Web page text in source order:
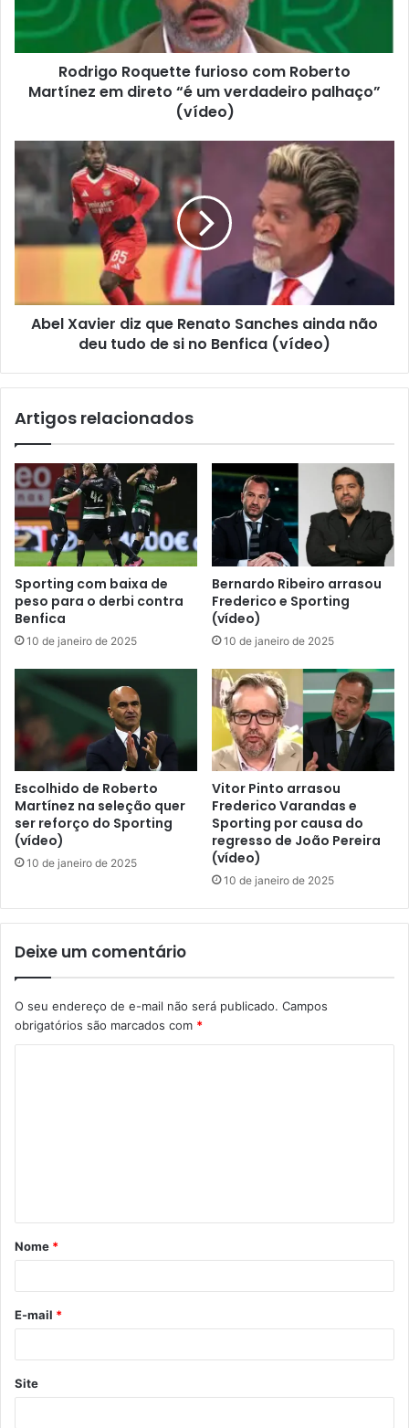
Rodrigo Roquette furioso com Roberto
Martínez em direto “é um verdadeiro palhaço”
(vídeo)
Abel Xavier diz que Renato Sanches ainda não
deu tudo de si no Benfica (vídeo)
Artigos relacionados
Sporting com baixa de
peso para o derbi contra
Benfica
10 de janeiro de 2025
Bernardo Ribeiro arrasou
Frederico e Sporting
(vídeo)
10 de janeiro de 2025
Escolhido de Roberto
Martínez na seleção quer
ser reforço do Sporting
(vídeo)
10 de janeiro de 2025
Vitor Pinto arrasou
Frederico Varandas e
Sporting por causa do
regresso de João Pereira
(vídeo)
10 de janeiro de 2025
Deixe um comentário
O seu endereço de e-mail não será publicado. Campos
obrigatórios são marcados com *
á
r
*
Nome *
E-mail *
Site